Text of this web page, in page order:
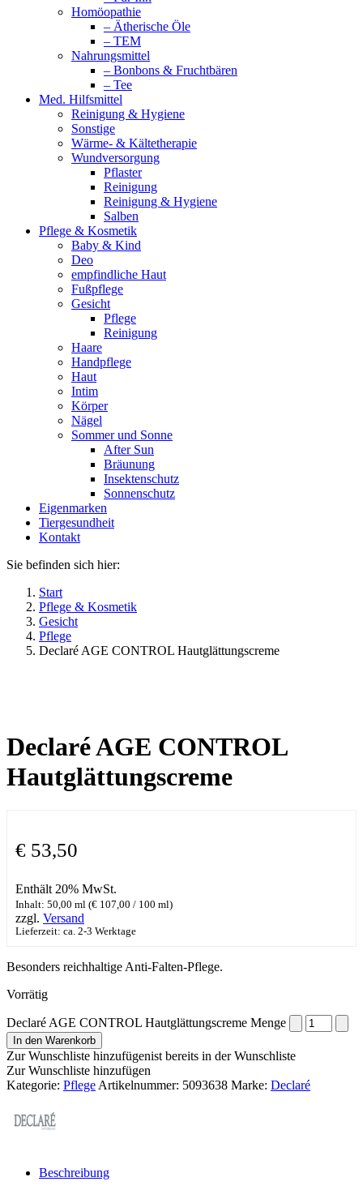
Homöopathie
– Ätherische Öle
– TEM
Nahrungsmittel
– Bonbons & Fruchtbären
– Tee
Med. Hilfsmittel
Reinigung & Hygiene
Sonstige
Wärme- & Kältetherapie
Wundversorgung
Pflaster
Reinigung
Reinigung & Hygiene
Salben
Pflege & Kosmetik
Baby & Kind
Deo
empfindliche Haut
Fußpflege
Gesicht
Pflege
Reinigung
Haare
Handpflege
Haut
Intim
Körper
Nägel
Sommer und Sonne
After Sun
Bräunung
Insektenschutz
Sonnenschutz
Eigenmarken
Tiergesundheit
Kontakt
Sie befinden sich hier:
Start
Pflege & Kosmetik
Gesicht
Pflege
Declaré AGE CONTROL Hautglättungscreme
Declaré AGE CONTROL
Hautglättungscreme
€ 53,50
Enthält 20% MwSt.
Inhalt: 50,00 ml (€ 107,00 / 100 ml)
zzgl. Versand
Lieferzeit: ca. 2-3 Werktage
Besonders reichhaltige Anti-Falten-Pflege.
Vorrätig
Declaré AGE CONTROL Hautglättungscreme Menge
In den Warenkorb
Zur Wunschliste hinzufügenist bereits in der Wunschliste
Zur Wunschliste hinzufügen
Kategorie: Pflege Artikelnummer: 5093638 Marke: Declaré
Beschreibung